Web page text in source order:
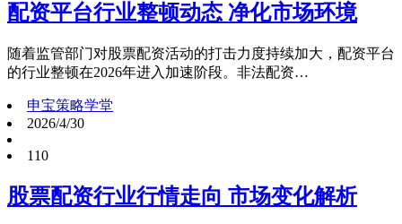
配资平台行业整顿动态 净化市场环境
随着监管部门对股票配资活动的打击力度持续加大，配资平台
的行业整顿在2026年进入加速阶段。非法配资…
申宝策略学堂
2026/4/30
110
股票配资行业行情走向 市场变化解析